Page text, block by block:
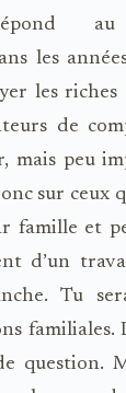
les
les riches
de
mais peu
sur ceux
famille et
d’un
Tu
familiales.
question.